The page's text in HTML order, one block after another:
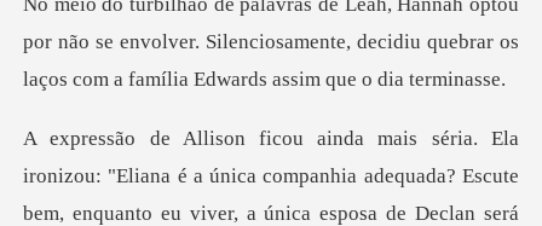
or não se envolver. Silenciosamente, decidiu quebrar os
zou: "Eliana é a única companhia adequada? Escute
bem, e